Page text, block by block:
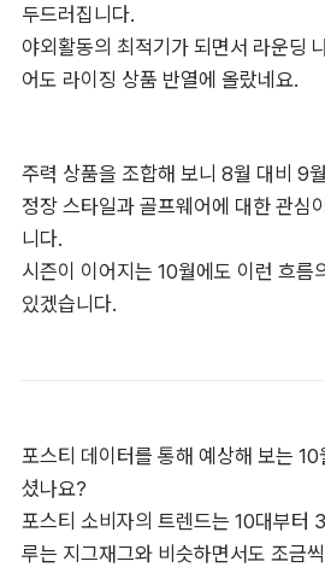
두드러집니다.
야외활동의 최적기가 되면서 라운딩
어도 라이징 상품 반열에 올랐네요.
주력 상품을 조합해 보니 8월 대비 9
정장 스타일과 골프웨어에 대한 관심
니다.
시즌이 이어지는 10월에도 이런 흐름
있겠습니다.
포스티 데이터를 통해 예상해 보는
셨나요?
포스티 소비자의 트렌드는 10대부터
루는 지그재그와 비슷하면서도 조금